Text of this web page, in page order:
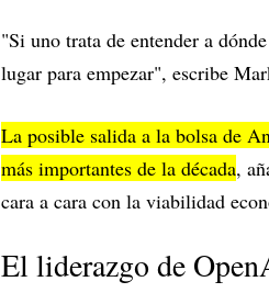
"Si uno trata de entender a
lugar para empezar", escribe
La posible salida a la bolsa de
más importantes de la década,
cara a cara con la viabilidad
El liderazgo de